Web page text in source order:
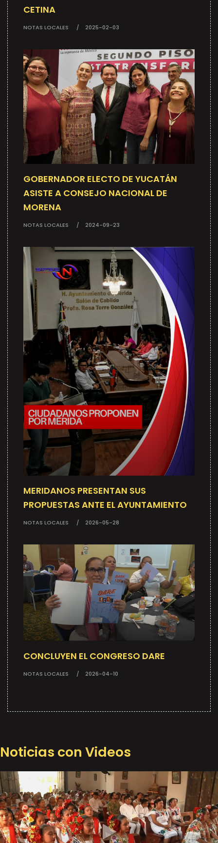
CETINA
NOTAS LOCALES 2025-02-03
GOBERNADOR ELECTO DE YUCATÁN
ASISTE A CONSEJO NACIONAL DE
MORENA
NOTAS LOCALES 2024-09-23
MERIDANOS PRESENTAN SUS
PROPUESTAS ANTE EL AYUNTAMIENTO
NOTAS LOCALES 2026-05-28
CONCLUYEN EL CONGRESO DARE
NOTAS LOCALES 2026-04-10
Noticias con Videos